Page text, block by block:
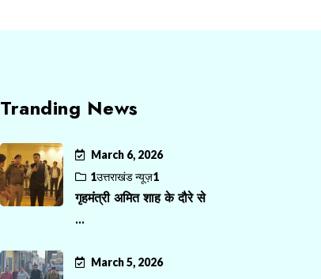
Tranding News
March 6, 2026
1उत्तराखंड न्यूज़1
गृहमंत्री अमित शाह के दौरे से
...
March 5, 2026